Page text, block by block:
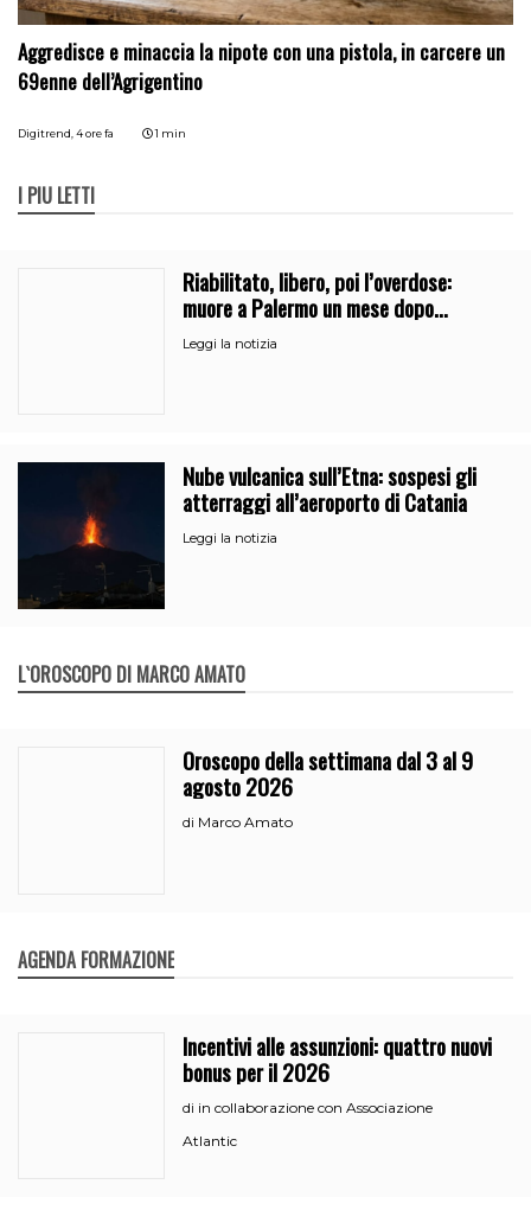
Aggredisce e minaccia la nipote con una pistola, in carcere un
69enne dell’Agrigentino
Digitrend, 4 ore fa 1 min
I PIÙ LETTI
Riabilitato, libero, poi l’overdose:
muore a Palermo un mese dopo
l’uscita dalla comunità
Leggi la notizia
Nube vulcanica sull’Etna: sospesi gli
atterraggi all’aeroporto di Catania
Leggi la notizia
L`OROSCOPO DI MARCO AMATO
Oroscopo della settimana dal 3 al 9
agosto 2026
di Marco Amato
AGENDA FORMAZIONE
Incentivi alle assunzioni: quattro nuovi
bonus per il 2026
di in collaborazione con Associazione
Atlantic